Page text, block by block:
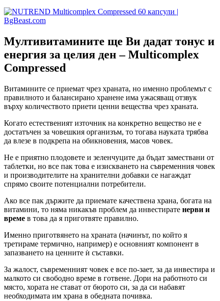
Мултивитамините ще Ви дадат тонус и
енергия за целия ден – Multicomplex
Compressed
Витамините се приемат чрез храната, но именно проблемът с
правилното и балансирано хранене има ужасяващ отзвук
върху количеството приети ценни вещества чрез храната.
Когато естественият източник на конкретно вещество не е
достатъчен за човешкия организъм, то тогава науката трябва
да влезе в подкрепа на обикновения, масов човек.
Не е приятно плодовете и зеленчуците да бъдат замествани от
таблетки, но все пак това е изискването на съвременния човек
и производителите на хранителни добавки се нагаждат
спрямо своите потенциални потребители.
Ако все пак държите да приемате качествена храна, богата на
витамини, то няма никакъв проблем да инвестирате нерви и
време в това да я приготвяте правилно.
Именно приготвянето на храната (начинът, по който я
третираме термично, например) е основният компонент в
запазването на ценните ѝ съставки.
За жалост, съвременният човек е все по-зает, за да инвестира и
малкото си свободно време в готвене. Дори на работното си
място, хората не стават от бюрото си, за да си набавят
необходимата им храна в обедната почивка.